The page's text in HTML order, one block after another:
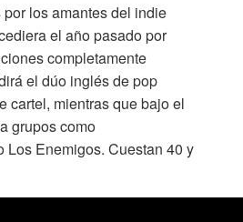
los amantes del indie
el año pasado por
completamente
el dúo inglés de pop
cartel, mientras que bajo el
grupos como
Los Enemigos. Cuestan 40 y